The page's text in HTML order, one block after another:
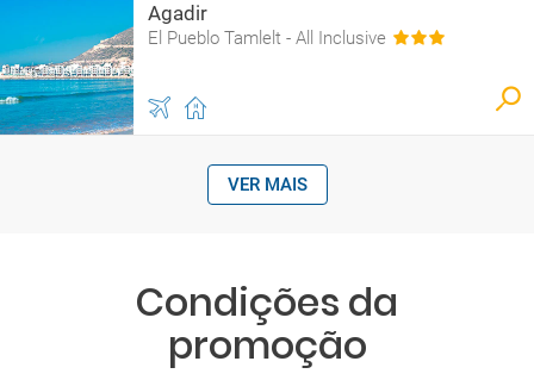
Agadir
El Pueblo Tamlelt - All Inclusive
VER MAIS
Condições da
promoção